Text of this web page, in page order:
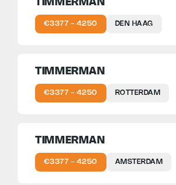
TIMMERMAN
€3377 - 4250 DEN HAAG
TIMMERMAN
€3377 - 4250 ROTTERDAM
TIMMERMAN
€3377 - 4250 AMSTERDAM